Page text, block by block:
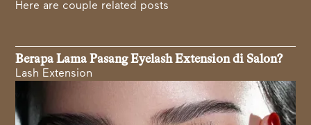
Here are couple related posts
Berapa Lama Pasang Eyelash Extension di Salon?
Lash Extension